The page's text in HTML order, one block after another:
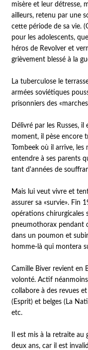
misère et leur détresse,
ailleurs, retenu par une
cette période de sa vie.
pour les adolescents,
héros de Revolver et
grièvement blessé à la
La tuberculose le
armées soviétiques
prisonniers des
Délivré par les Russes,
moment, il pèse encore
Tombeek où il arrive,
entendre à ses parents
tant d'années de
Mais lui veut vivre et
assurer sa «survie». Fin
opérations chirurgicales
pneumothorax pendant
dans un poumon et
homme-là qui montera
Camille Biver revient en
volonté. Actif
collabore à des revues
(Esprit) et belges (La
etc.
Il est mis à la retraite
deux ans, car il est